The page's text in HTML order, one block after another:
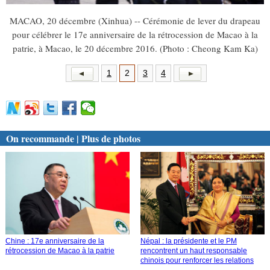
MACAO, 20 décembre (Xinhua) -- Cérémonie de lever du drapeau
pour célébrer le 17e anniversaire de la rétrocession de Macao à la
patrie, à Macao, le 20 décembre 2016. (Photo : Cheong Kam Ka)
1 2 3 4
On recommande | Plus de photos
Chine : 17e anniversaire de la
rétrocession de Macao à la patrie
Népal : la présidente et le PM
rencontrent un haut responsable
chinois pour renforcer les relations